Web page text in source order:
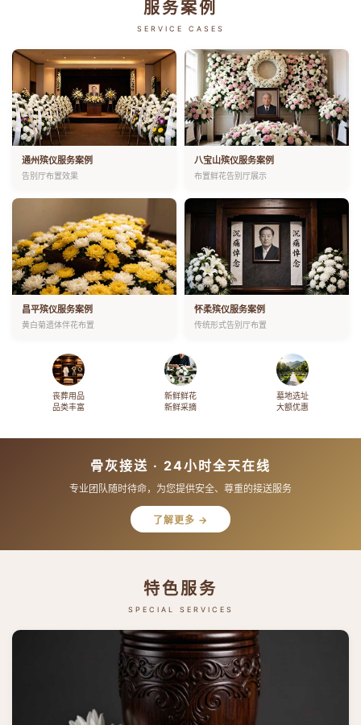
服务案例
SERVICE CASES
通州殡仪服务案例
告别厅布置效果
八宝山殡仪服务案例
布置鲜花告别厅展示
昌平殡仪服务案例
黄白菊遗体伴花布置
怀柔殡仪服务案例
传统形式告别厅布置
丧葬用品
品类丰富
新鲜鲜花
新鲜采摘
墓地选址
大额优惠
骨灰接送 · 24小时全天在线
专业团队随时待命，为您提供安全、尊重的接送服务
了解更多 →
特色服务
SPECIAL SERVICES